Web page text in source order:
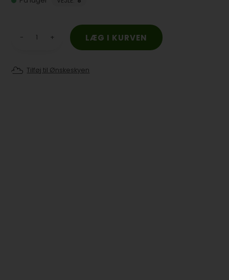
- +
Tilføj til Ønskeskyen